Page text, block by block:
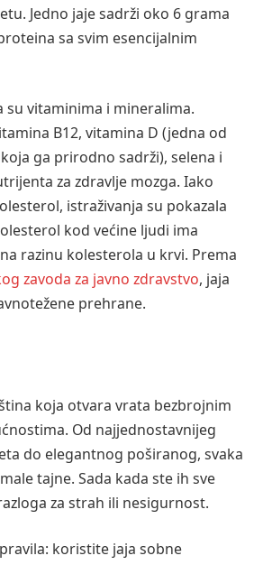
Jedno jaje sadrži oko 6 grama
sa svim esencijalnim
su vitaminima i mineralima.
B12, vitamina D (jedna od
ga prirodno sadrži), selena i
za zdravlje mozga. Iako
istraživanja su pokazala
kod većine ljudi ima
razinu kolesterola u krvi. Prema
zavoda za javno zdravstvo, jaja
prehrane.
koja otvara vrata bezbrojnim
Od najjednostavnijeg
do elegantnog poširanog, svaka
tajne. Sada kada ste ih sve
za strah ili nesigurnost.
koristite jaja sobne